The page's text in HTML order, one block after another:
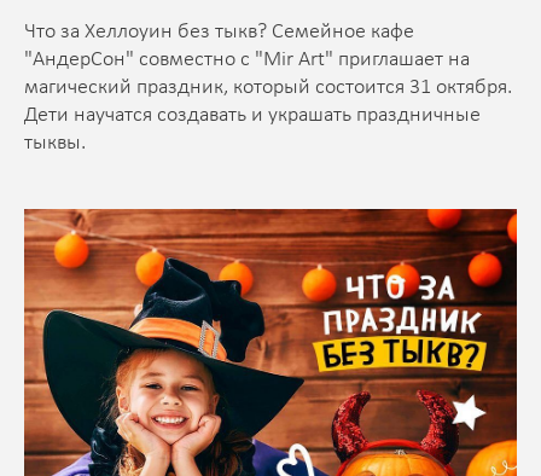
Что за Хеллоуин без тыкв? Семейное кафе
"АндерСон" совместно с "Mir Art" приглашает на
магический праздник, который состоится 31 октября.
Дети научатся создавать и украшать праздничные
тыквы.